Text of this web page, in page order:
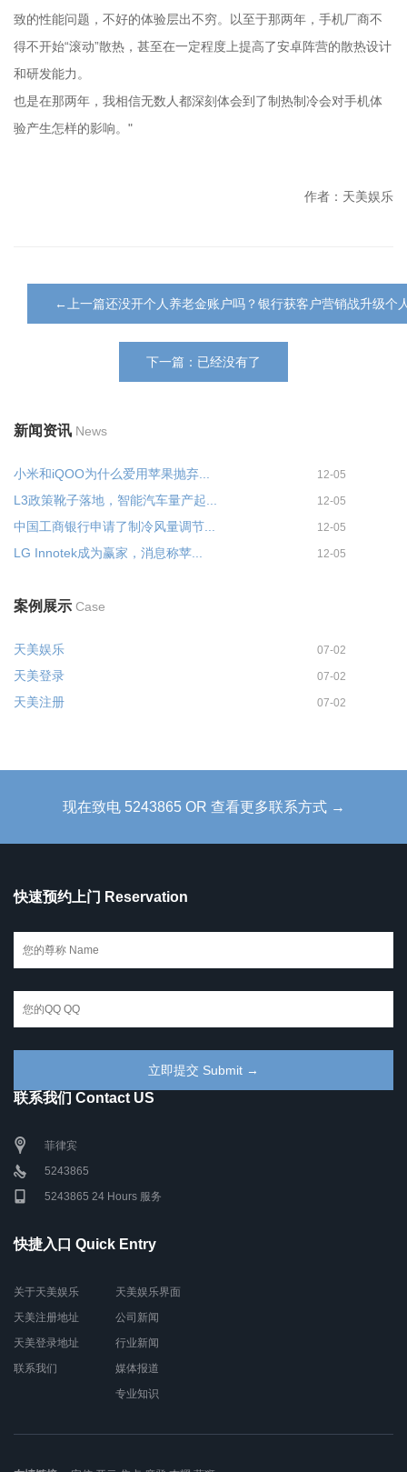
致的性能问题，不好的体验层出不穷。以至于那两年，手机厂商不
得不开始“滚动”散热，甚至在一定程度上提高了安卓阵营的散热设计
和研发能力。
也是在那两年，我相信无数人都深刻体会到了制热制冷会对手机体
验产生怎样的影响。"
作者：天美娱乐
←上一篇还没开个人养老金账户吗？银行获客户营销战升级个
下一篇：已经没有了
新闻资讯 News
小米和iQOO为什么爱用苹果抛弃... 12-05
L3政策靴子落地，智能汽车量产起... 12-05
中国工商银行申请了制冷风量调节... 12-05
LG Innotek成为赢家，消息称苹... 12-05
案例展示 Case
天美娱乐 07-02
天美登录 07-02
天美注册 07-02
现在致电 5243865 OR 查看更多联系方式 →
快速预约上门 Reservation
联系我们 Contact US
菲律宾
5243865
5243865 24 Hours 服务
快捷入口 Quick Entry
关于天美娱乐
天美注册地址
天美登录地址
联系我们
天美娱乐界面
公司新闻
行业新闻
媒体报道
专业知识